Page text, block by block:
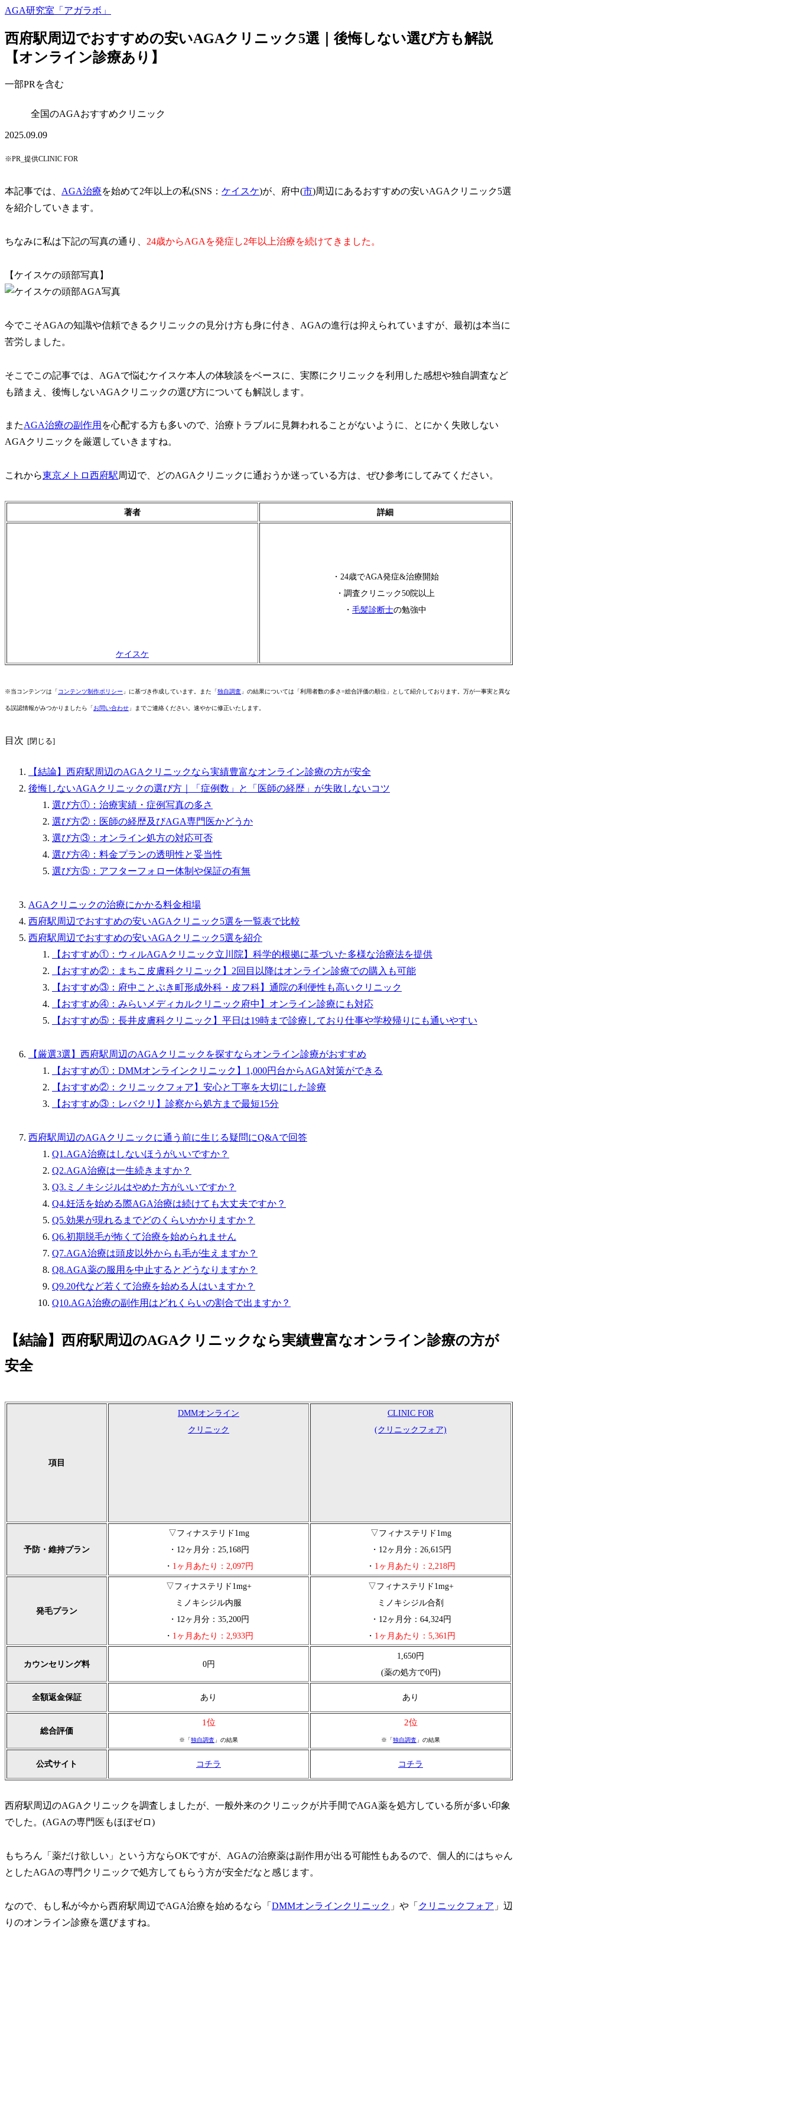
AGA研究室「アガラボ」
西府駅周辺でおすすめの安いAGAクリニック5選｜後悔しない選び方も解説
【オンライン診療あり】
一部PRを含む
全国のAGAおすすめクリニック
2025.09.09
※PR_提供CLINIC FOR
本記事では、 AGA治療を始めて2年以上の私(SNS： ケイスケ)が、府中(市)周辺にあるおすすめの安いAGAクリニック5選
を紹介していきます。
ちなみに私は下記の写真の通り、 24歳からAGAを発症し2年以上治療を続けてきました。
【ケイスケの頭部写真】
今でこそAGAの知識や信頼できるクリニックの見分け方も身に付き、AGAの進行は抑えられていますが、最初は本当に
苦労しました。
そこでこの記事では、AGAで悩むケイスケ本人の体験談をベースに、実際にクリニックを利用した感想や独自調査など
も踏まえ、後悔しないAGAクリニックの選び方についても解説します。
またAGA治療の副作用 を心配する方も多いので、治療トラブルに見舞われることがないように、とにかく失敗しない
AGAクリニックを厳選していきますね。
これから東京メトロ西府駅周辺で、どのAGAクリニックに通おうか迷っている方は、ぜひ参考にしてみてください。
著者 詳細
ケイスケ
・24歳でAGA発症&治療開始
・調査クリニック50院以上
・ 毛髪診断士の勉強中
※当コンテンツは「コンテンツ制作ポリシー 」に基づき作成しています。また「独自調査 」の結果については「利用者数の多さ=総合評価の順位」として紹介しております。万が一事実と異な
る誤認情報がみつかりましたら「お問い合わせ 」までご連絡ください。速やかに修正いたします。
目次
【結論】西府駅周辺のAGAクリニックなら実績豊富なオンライン診療の方が安全
後悔しないAGAクリニックの選び方｜「症例数」と「医師の経歴」が失敗しないコツ
選び方①：治療実績・症例写真の多さ
選び方②：医師の経歴及びAGA専門医かどうか
選び方③：オンライン処方の対応可否
選び方④：料金プランの透明性と妥当性
選び方⑤：アフターフォロー体制や保証の有無
AGAクリニックの治療にかかる料金相場
西府駅周辺でおすすめの安いAGAクリニック5選を一覧表で比較
西府駅周辺でおすすめの安いAGAクリニック5選を紹介
【おすすめ①：ウィルAGAクリニック立川院】科学的根拠に基づいた多様な治療法を提供
【おすすめ②：まちこ皮膚科クリニック】2回目以降はオンライン診療での購入も可能
【おすすめ③：府中ことぶき町形成外科・皮フ科】通院の利便性も高いクリニック
【おすすめ④：みらいメディカルクリニック府中】オンライン診療にも対応
【おすすめ⑤：長井皮膚科クリニック】平日は19時まで診療しており仕事や学校帰りにも通いやすい
【厳選3選】西府駅周辺のAGAクリニックを探すならオンライン診療がおすすめ
【おすすめ①：DMMオンラインクリニック】1,000円台からAGA対策ができる
【おすすめ②：クリニックフォア】安心と丁寧を大切にした診療
【おすすめ③：レバクリ】診察から処方まで最短15分
西府駅周辺のAGAクリニックに通う前に生じる疑問にQ&Aで回答
Q1.AGA治療はしないほうがいいですか？
Q2.AGA治療は一生続きますか？
Q3.ミノキシジルはやめた方がいいですか？
Q4.妊活を始める際AGA治療は続けても大丈夫ですか？
Q5.効果が現れるまでどのくらいかかりますか？
Q6.初期脱毛が怖くて治療を始められません
Q7.AGA治療は頭皮以外からも毛が生えますか？
Q8.AGA薬の服用を中止するとどうなりますか？
Q9.20代など若くて治療を始める人はいますか？
Q10.AGA治療の副作用はどれくらいの割合で出ますか？
【結論】西府駅周辺のAGAクリニックなら実績豊富なオンライン診療の方が
安全
項目
DMMオンライン
クリニック
CLINIC FOR
(クリニックフォア)
予防・維持プラン
▽フィナステリド1mg
・12ヶ月分：25,168円
・ 1ヶ月あたり：2,097円
▽フィナステリド1mg
・12ヶ月分：26,615円
・ 1ヶ月あたり：2,218円
発毛プラン
▽フィナステリド1mg+
ミノキシジル内服
・12ヶ月分：35,200円
・ 1ヶ月あたり：2,933円
▽フィナステリド1mg+
ミノキシジル合剤
・12ヶ月分：64,324円
・ 1ヶ月あたり：5,361円
カウンセリング料 0円
1,650円
(薬の処方で0円)
全額返金保証 あり あり
総合評価
1位
※「独自調査 」の結果
2位
※「独自調査 」の結果
公式サイト コチラ コチラ
西府駅周辺のAGAクリニックを調査しましたが、一般外来のクリニックが片手間でAGA薬を処方している所が多い印象
でした。(AGAの専門医もほぼゼロ)
もちろん「薬だけ欲しい」という方ならOKですが、AGAの治療薬は副作用が出る可能性もあるので、個人的にはちゃん
としたAGAの専門クリニックで処方してもらう方が安全だなと感じます。
なので、もし私が今から西府駅周辺でAGA治療を始めるなら「 DMMオンラインクリニック 」や「 クリニックフォア 」辺
りのオンライン診療を選びますね。